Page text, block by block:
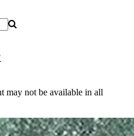
may not be available in all